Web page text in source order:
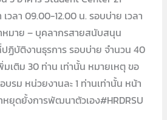
วลา 09.00-12.00 น. รอบบ่าย เวลา
หมาย – บุคลากรสายสนับสนุน
บัติงานธุรการ รอบบ่าย จำนวน 40
มเติม 30 ท่าน เท่านั้น หมายเหตุ ขอ
รม หน่วยงานละ 1 ท่านเท่านั้น หน้า
ยุดยั้งการพัฒนาตัวเอง#HRDRSU